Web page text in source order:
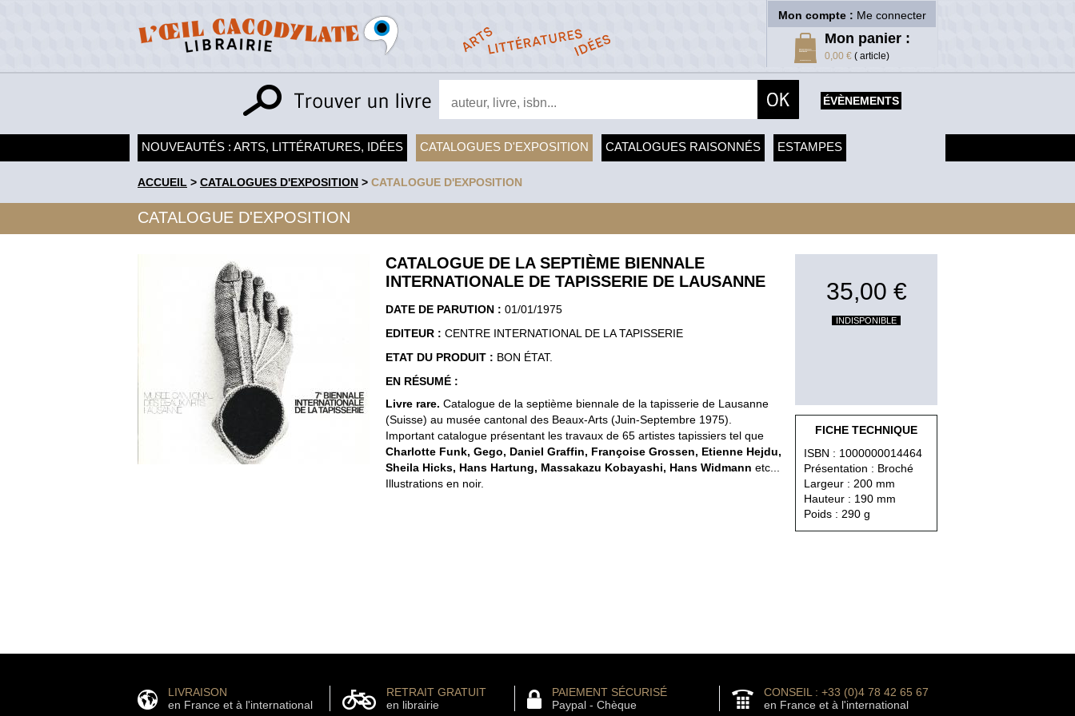
Mon compte : Me connecter
Mon panier :
0,00 € ( article)
ÉVÈNEMENTS
NOUVEAUTÉS : ARTS, LITTÉRATURES, IDÉES CATALOGUES D'EXPOSITION CATALOGUES RAISONNÉS ESTAMPES
ACCUEIL > CATALOGUES D'EXPOSITION > CATALOGUE D'EXPOSITION
CATALOGUE D'EXPOSITION
CATALOGUE DE LA SEPTIÈME BIENNALE
INTERNATIONALE DE TAPISSERIE DE LAUSANNE
DATE DE PARUTION : 01/01/1975
EDITEUR : CENTRE INTERNATIONAL DE LA TAPISSERIE
ETAT DU PRODUIT : BON ÉTAT.
EN RÉSUMÉ :
Livre rare. Catalogue de la septième biennale de la tapisserie de Lausanne
(Suisse) au musée cantonal des Beaux-Arts (Juin-Septembre 1975).
Important catalogue présentant les travaux de 65 artistes tapissiers tel que
Charlotte Funk, Gego, Daniel Graffin, Françoise Grossen, Etienne Hejdu,
Sheila Hicks, Hans Hartung, Massakazu Kobayashi, Hans Widmann etc...
Illustrations en noir.
35,00 €
INDISPONIBLE
FICHE TECHNIQUE
ISBN : 1000000014464
Présentation : Broché
Largeur : 200 mm
Hauteur : 190 mm
Poids : 290 g
LIVRAISON
en France et à l'international
RETRAIT GRATUIT
en librairie
PAIEMENT SÉCURISÉ
Paypal - Chèque
CONSEIL : +33 (0)4 78 42 65 67
en France et à l'international